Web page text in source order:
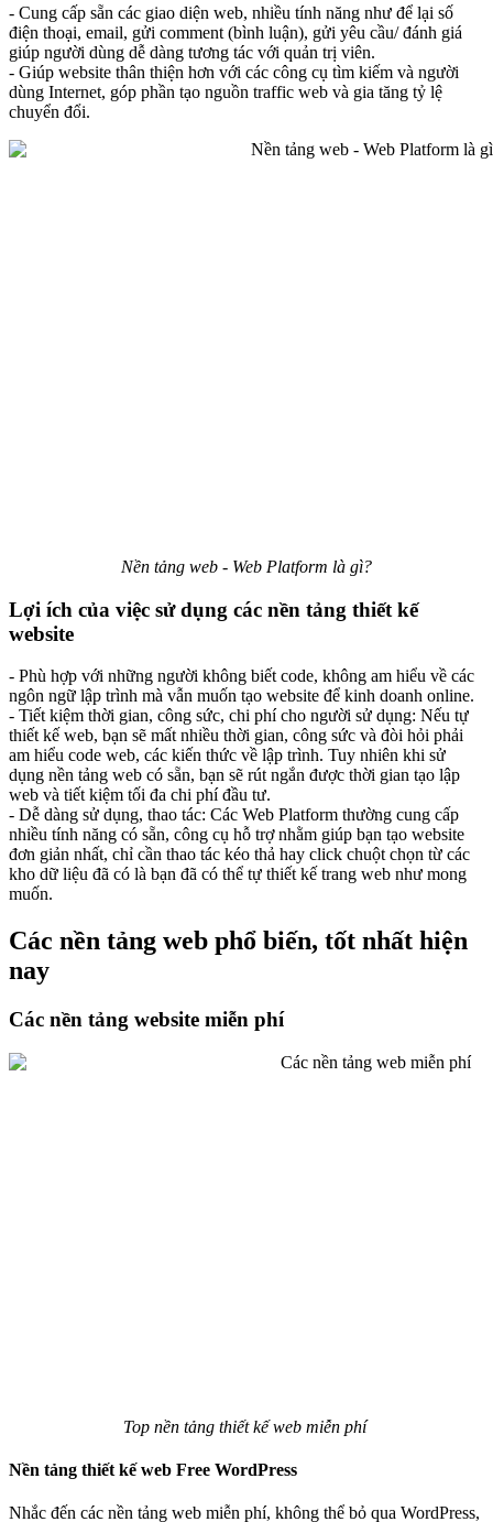
- Cung cấp sẵn các giao diện web, nhiều tính năng như để lại số
điện thoại, email, gửi comment (bình luận), gửi yêu cầu/ đánh giá
giúp người dùng dễ dàng tương tác với quản trị viên.
- Giúp website thân thiện hơn với các công cụ tìm kiếm và người
dùng Internet, góp phần tạo nguồn traffic web và gia tăng tỷ lệ
chuyển đổi.
Nền tảng web - Web Platform là gì?
Lợi ích của việc sử dụng các nền tảng thiết kế
website
- Phù hợp với những người không biết code, không am hiểu về các
ngôn ngữ lập trình mà vẫn muốn tạo website để kinh doanh online.
- Tiết kiệm thời gian, công sức, chi phí cho người sử dụng: Nếu tự
thiết kế web, bạn sẽ mất nhiều thời gian, công sức và đòi hỏi phải
am hiểu code web, các kiến thức về lập trình. Tuy nhiên khi sử
dụng nền tảng web có sẵn, bạn sẽ rút ngắn được thời gian tạo lập
web và tiết kiệm tối đa chi phí đầu tư.
- Dễ dàng sử dụng, thao tác: Các Web Platform thường cung cấp
nhiều tính năng có sẵn, công cụ hỗ trợ nhằm giúp bạn tạo website
đơn giản nhất, chỉ cần thao tác kéo thả hay click chuột chọn từ các
kho dữ liệu đã có là bạn đã có thể tự thiết kế trang web như mong
muốn.
Các nền tảng web phổ biến, tốt nhất hiện
nay
Các nền tảng website miễn phí
Top nền tảng thiết kế web miễn phí
Nền tảng thiết kế web Free WordPress
Nhắc đến các nền tảng web miễn phí, không thể bỏ qua WordPress,